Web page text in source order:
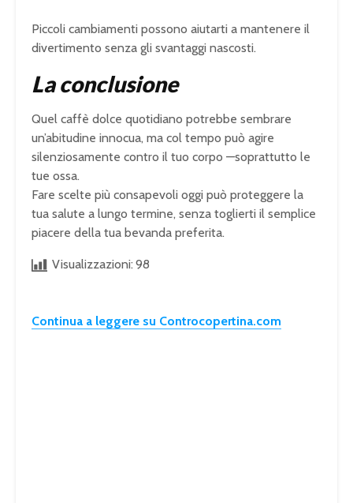
Piccoli cambiamenti possono aiutarti a mantenere il
divertimento senza gli svantaggi nascosti.
La conclusione
Quel caffè dolce quotidiano potrebbe sembrare
un’abitudine innocua, ma col tempo può agire
silenziosamente contro il tuo corpo —soprattutto le
tue ossa.
Fare scelte più consapevoli oggi può proteggere la
tua salute a lungo termine, senza toglierti il semplice
piacere della tua bevanda preferita.
Visualizzazioni: 98
Continua a leggere su Controcopertina.com